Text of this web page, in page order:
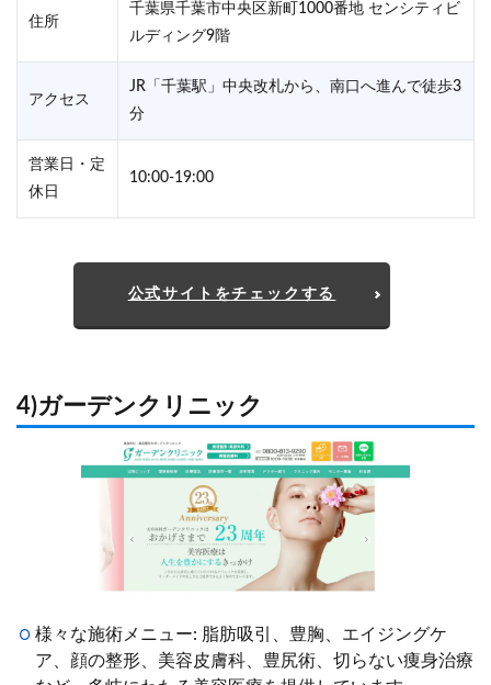
住所
千葉県千葉市中央区新町1000番地 センシティビ
ルディング9階
アクセス
JR「千葉駅」中央改札から、南口へ進んで徒歩3
分
営業日・定
休日
10:00-19:00
公式サイトをチェックする
4)ガーデンクリニック
様々な施術メニュー: 脂肪吸引、豊胸、エイジングケ
ア、顔の整形、美容皮膚科、豊尻術、切らない痩身治療